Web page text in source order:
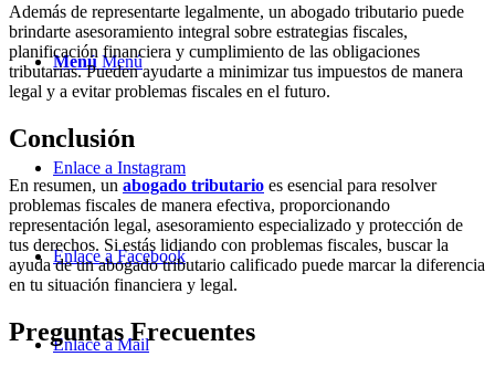
Menú Menú
Enlace a Instagram
Enlace a Facebook
Enlace a Mail
Además de representarte legalmente, un abogado tributario puede
brindarte asesoramiento integral sobre estrategias fiscales,
planificación financiera y cumplimiento de las obligaciones
tributarias. Pueden ayudarte a minimizar tus impuestos de manera
legal y a evitar problemas fiscales en el futuro.
Conclusión
En resumen, un abogado tributario es esencial para resolver
problemas fiscales de manera efectiva, proporcionando
representación legal, asesoramiento especializado y protección de
tus derechos. Si estás lidiando con problemas fiscales, buscar la
ayuda de un abogado tributario calificado puede marcar la diferencia
en tu situación financiera y legal.
Preguntas Frecuentes